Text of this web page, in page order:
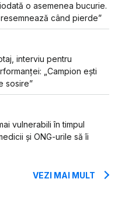
o asemenea bucurie.
când pierde”
interviu pentru
„Campion ești
sosire”
vulnerabili în timpul
și ONG-urile să îi
VEZI MAI MULT